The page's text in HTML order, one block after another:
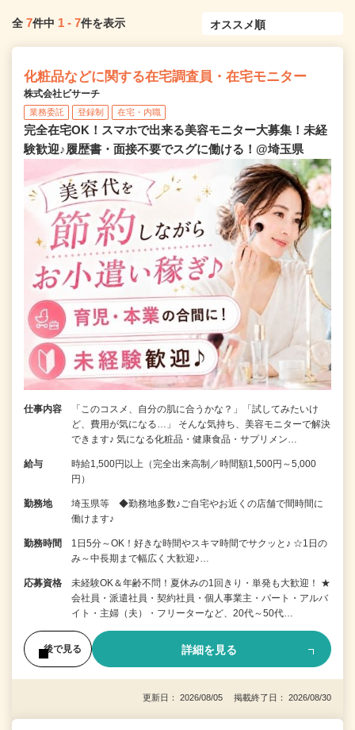
全 7件中 1 - 7件を表示
化粧品などに関する在宅調査員・在宅モニター
株式会社ビサーチ
業務委託 登録制 在宅・内職
完全在宅OK！スマホで出来る美容モニター大募集！未経
験歓迎♪履歴書・面接不要でスグに働ける！@埼玉県
仕事内容
「このコスメ、自分の肌に合うかな？」「試してみたいけ
ど、費用が気になる…」 そんな気持ち、美容モニターで解決
できます♪ 気になる化粧品・健康食品・サプリメン…
給与
時給1,500円以上（完全出来高制／時間額1,500円～5,000
円）
勤務地
埼玉県等 ◆勤務地多数♪ご自宅やお近くの店舗で間時間に
働けます♪
勤務時間
1日5分～OK！好きな時間やスキマ時間でサクッと♪ ☆1日の
み～中長期まで幅広く大歓迎♪…
応募資格
未経験OK＆年齢不問！夏休みの1回きり・単発も大歓迎！ ★
会社員・派遣社員・契約社員・個人事業主・パート・アルバ
イト・主婦（夫）・フリーターなど、20代～50代…
後で見る 詳細を見る
更新日： 2026/08/05 掲載終了日： 2026/08/30